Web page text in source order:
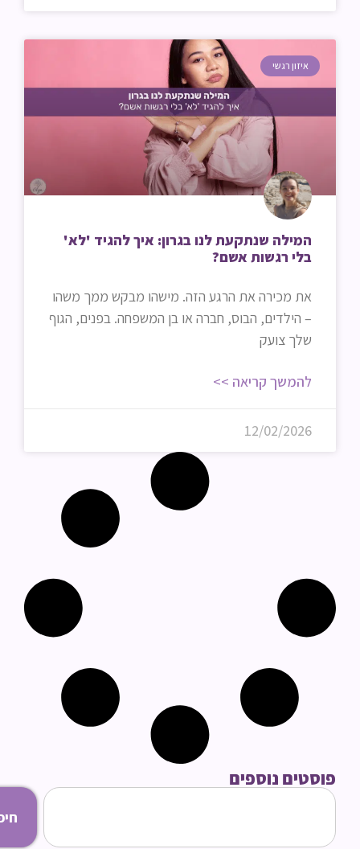
איזון רגשי
המילה שנתקעת לנו בגרון: איך להגיד 'לא'
בלי רגשות אשם?
את מכירה את הרגע הזה. מישהו מבקש ממך משהו
– הילדים, הבוס, חברה או בן המשפחה. בפנים, הגוף
שלך צועק
להמשך קריאה >>
12/02/2026
נוספים